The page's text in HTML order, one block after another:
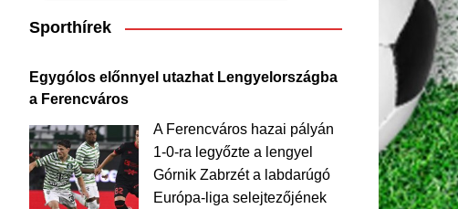
Sporthírek
Egygólos előnnyel utazhat Lengyelországba
a Ferencváros
A Ferencváros hazai pályán
1-0-ra legyőzte a lengyel
Górnik Zabrzét a labdarúgó
Európa-liga selejtezőjének